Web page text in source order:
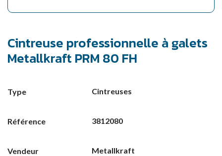
Cintreuse professionnelle à galets
Metallkraft PRM 80 FH
Type Cintreuses
Référence 3812080
Vendeur Metallkraft